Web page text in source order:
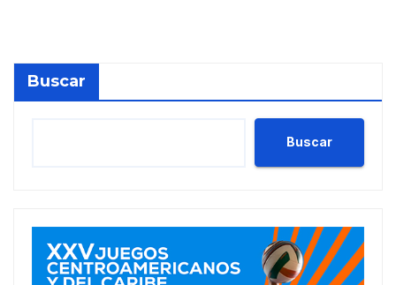
Buscar
Buscar